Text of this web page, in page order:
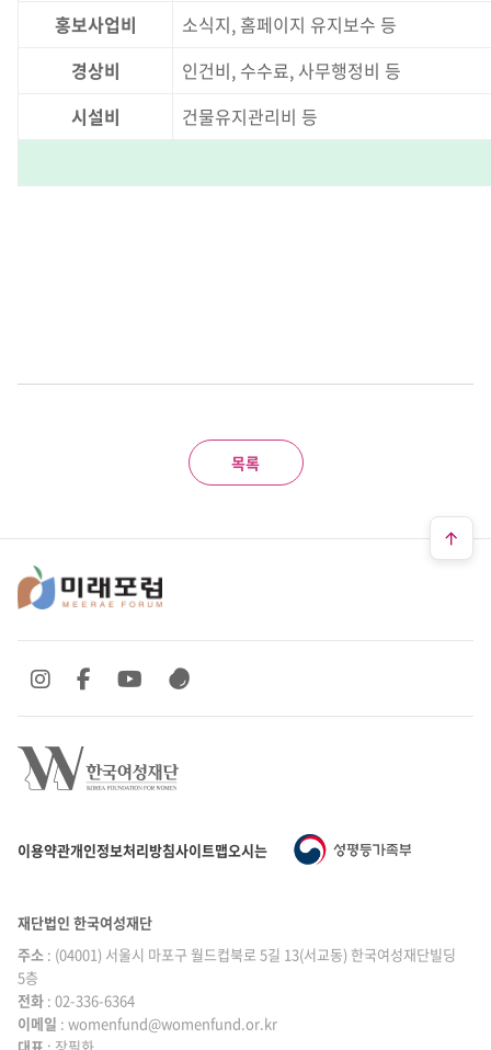
홍보사업비
소식지, 홈페이지 유지보수 등
경상비
인건비, 수수료, 사무행정비 등
시설비
건물유지관리비 등
목록
이용약관개인정보처리방침사이트맵오시는 길
SNS 바로가기
SNS 바로가기SNS 바로가기
SNS 바로가기
재단법인 한국여성재단
주소 : (04001) 서울시 마포구 월드컵북로 5길 13(서교동) 한국여성재단빌딩
5층
전화 : 02-336-6364
|
이메일 : womenfund@womenfund.or.kr